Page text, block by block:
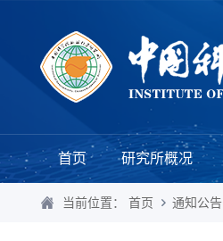
首页 研究所概况
当前位置： 首页 通知公告